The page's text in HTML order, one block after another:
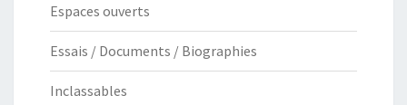
Espaces ouverts
Essais / Documents / Biographies
Inclassables